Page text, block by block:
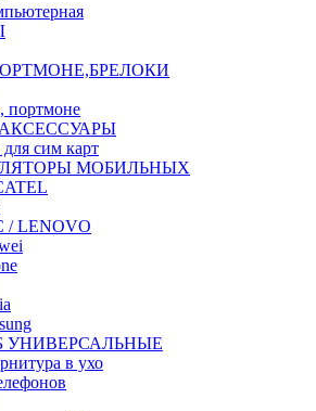
портмоне
сим карт
МОБИЛЬНЫХ
/ LENOVO
УНИВЕРСАЛЬНЫЕ
в ухо